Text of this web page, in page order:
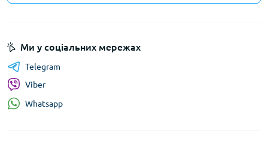
Ми у соціальних мережах
Telegram
Viber
Whatsapp